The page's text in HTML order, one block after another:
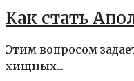
Как стать
Этим вопросом
хищных...